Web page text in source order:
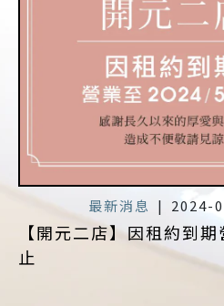
最新消息 | 2024-
【開元二店】因租約到
止